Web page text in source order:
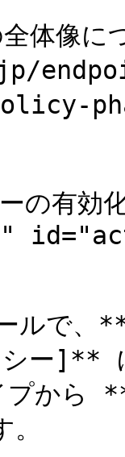
体像
jp/
ーの
ルで、
]** に
イプか